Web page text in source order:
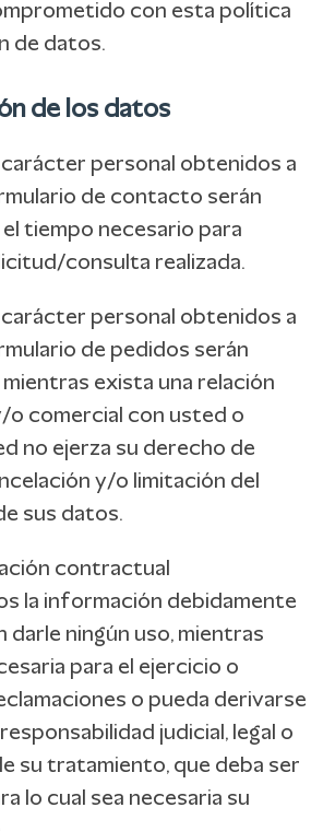
con esta política
de datos.
de los datos
personal obtenidos a
de contacto serán
tiempo necesario para
consulta realizada.
personal obtenidos a
de pedidos serán
exista una relación
comercial con usted o
no ejerza su derecho de
y/o limitación del
sus datos.
contractual
la información debidamente
darle ningún uso, mientras
para el ejercicio o
o pueda derivarse
judicial, legal o
su tratamiento, que deba ser
lo cual sea necesaria su